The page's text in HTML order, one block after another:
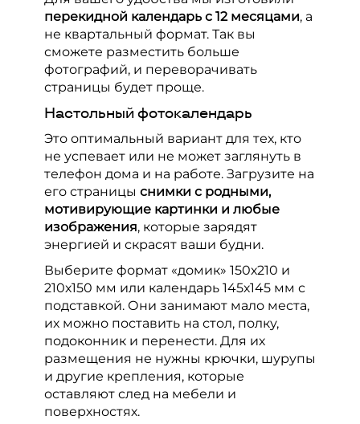
перекидной календарь с 12 месяцами, а
не квартальный формат. Так вы
сможете разместить больше
фотографий, и переворачивать
страницы будет проще.
Настольный фотокалендарь
Это оптимальный вариант для тех, кто
не успевает или не может заглянуть в
телефон дома и на работе. Загрузите на
его страницы снимки с родными,
мотивирующие картинки и любые
изображения, которые зарядят
энергией и скрасят ваши будни.
Выберите формат «домик» 150х210 и
210х150 мм или календарь 145х145 мм с
подставкой. Они занимают мало места,
их можно поставить на стол, полку,
подоконник и перенести. Для их
размещения не нужны крючки, шурупы
и другие крепления, которые
оставляют след на мебели и
поверхностях.